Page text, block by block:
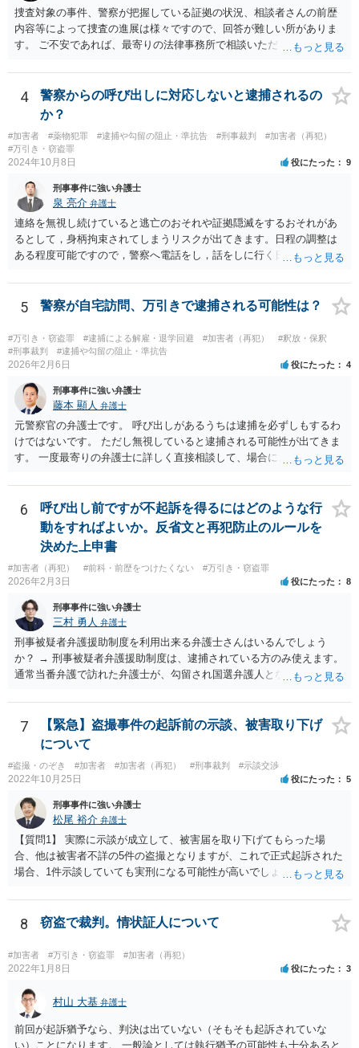
捜査対象の事件、警察が把握している証拠の状況、相談者さんの前歴
内容等によって捜査の進展は様々ですので、回答が難しい所がありま
す。 ご不安であれば、最寄りの法律事務所で相談いただくことも検討
4
警察からの呼び出しに対応しないと逮捕されるの
か？
#加害者 #薬物犯罪 #逮捕や勾留の阻止・準抗告 #刑事裁判
#加害者（再犯）
#万引き・窃盗罪
2024年10月8日 役にたった 9
刑事事件に強い弁護士
泉 亮介 弁護士
連絡を無視し続けていると逃亡のおそれや証拠隠滅をするおそれがあ
るとして，身柄拘束されてしまうリスクが出てきます。日程の調整は
ある程度可能ですので，警察へ電話をし，話をしに行く日程の調整を
士に同行を依頼することも可能です。
5 警察が自宅訪問、万引きで逮捕される可能性は？
#万引き・窃盗罪 #逮捕による解雇・退学回避 #加害者（再犯）
#釈放・保釈
#刑事裁判
#逮捕や勾留の阻止・準抗告
2026年2月6日 役にたった 4
刑事事件に強い弁護士
藤本 顯人 弁護士
元警察官の弁護士です。 呼び出しがあるうちは逮捕を必ずしもするわ
けではないです。 ただし無視していると逮捕される可能性が出てきま
す。 一度最寄りの弁護士に詳しく直接相談して、場合によっては対応
6
呼び出し前ですが不起訴を得るにはどのような行
動をすればよいか。反省文と再犯防止のルールを
決めた上申書
#加害者（再犯） #前科・前歴をつけたくない #万引き・窃盗罪
2026年2月3日 役にたった 8
刑事事件に強い弁護士
三村 勇人 弁護士
刑事被疑者弁護援助制度を利用出来る弁護士さんはいるんでしょう
か？ → 刑事被疑者弁護援助制度は、逮捕されている方のみ使えます。
通常当番弁護で訪れた弁護士が、勾留され国選弁護人となるまでの間
罰金は１００万以下で最低はどのくらいですか。 → 窃盗罪の法定刑は
50万円以下の罰金ですので、その範囲内です。 下限はありませんが、
窃盗罪の場合は、最低でも１０万円になるのが通常です（極まれに５
ーにも表示される？ → 表示されません すでにお伝えしたとおり、詳
細をお伺いしなければ、適切な見通しを示すことはできません。 これ
以上の回答は致しかねますので、ご了承ください。
7
【緊急】盗撮事件の起訴前の示談、被害取り下げ
について
#盗撮・のぞき #加害者 #加害者（再犯） #刑事裁判 #示談交渉
2022年10月25日 役にたった 5
刑事事件に強い弁護士
松尾 裕介 弁護士
【質問1】 実際に示談が成立して、被害届を取り下げてもらった場
合、他は被害者不詳の5件の盗撮となりますが、これで正式起訴された
場合、1件示談していても実刑になる可能性が高いでしょうか？ →前
て、私は実刑だと思います。 【質問2】 現在の状況で、正式起訴もし
くは実刑を避ける方法、方向性というのは何かございますでしょう
性があるので、一刻も早く治療やカウンセリングを受け、反省を言葉
だけでなく行動で示すことでしょう。 【質問3】 示談をして被害届を
は概ねどれくらいになるでしょうか？ （もちろん確約はないと思いま
すので、ご経験則からの推測で構いません） →都条例違反だけだとす
ると、最大１年半の実刑だと思います（盗撮の上限は１年ですが、複
8 窃盗で裁判。情状証人について
#加害者 #万引き・窃盗罪 #加害者（再犯）
2022年1月8日 役にたった 3
村山 大基 弁護士
前回が起訴猶予なら、判決は出ていない（そもそも起訴されていな
い）ことになります。 一般論としては執行猶予の可能性も十分あると